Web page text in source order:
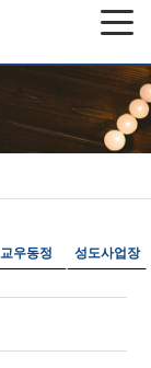
교우동정 성도사업장